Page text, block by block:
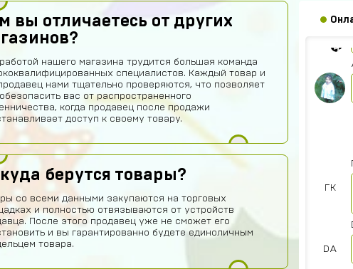
вы отличаетесь от других
нашего магазина трудится большая команда
специалистов. Каждый товар и
нами тщательно проверяются, что позволяет
вас от распространенного
когда продавец после продажи
доступ к своему товару.
берутся товары?
со всеми данными закупаются на торговых
и полностью отвязываются от устройств
После этого продавец уже не сможет его
и вы гарантированно будете единоличным
товара.
ГК
DA